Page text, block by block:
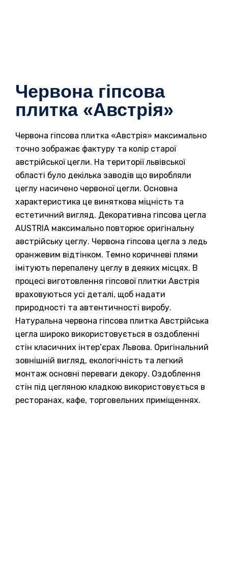
Червона гіпсова
плитка «Австрія»
Червона гіпсова плитка «Австрія» максимально
точно зображає фактуру та колір старої
австрійської цегли. На території львівської
області було декілька заводів що виробляли
цеглу насичено червоної цегли. Основна
характеристика це виняткова міцність та
естетичний вигляд. Декоративна гіпсова цегла
AUSTRIA максимально повторює оригінальну
австрійську цеглу. Червона гіпсова цегла з ледь
оранжевим відтінком. Темно коричневі плями
імітують перепалену цеглу в деяких місцях. В
процесі виготовлення гіпсової плитки Австрія
враховуються усі деталі, щоб надати
природності та автентичності виробу.
Натуральна червона гіпсова плитка Австрійська
цегла широко використовується в оздобленні
стін класичних інтер’єрах Львова. Оригінальний
зовнішній вигляд, екологічність та легкий
монтаж основні переваги декору. Оздоблення
стін під цегляною кладкою використовується в
ресторанах, кафе, торговельних приміщеннях.